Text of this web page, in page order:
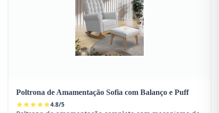
Poltrona de Amamentação Sofia com Balanço e Puff
4.8/5